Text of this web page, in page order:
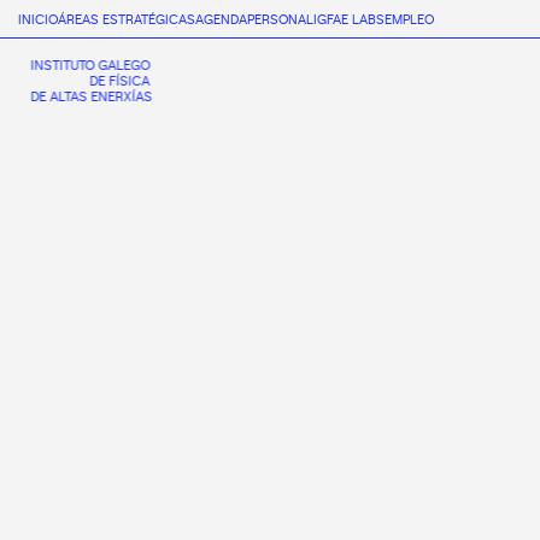
INICIOÁREAS ESTRATÉGICASAGENDAPERSONALIGFAE LABSEMPLEO
INSTITUTO GALEGO
DE ALTAS ENERXÍAS